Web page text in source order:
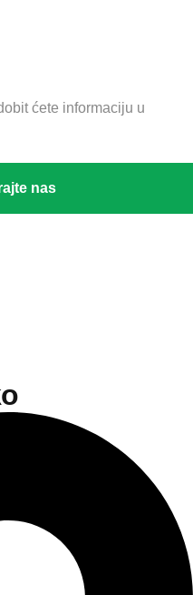
ćete informaciju u
nas